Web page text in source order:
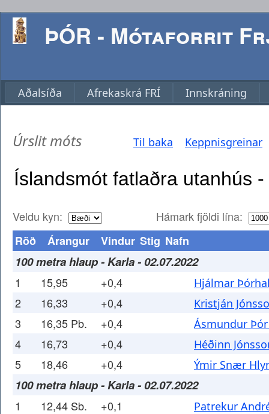
ÞÓR - Mótaforrit
Aðalsíða Afrekaskrá FRÍ Innskráning
Úrslit móts Til baka Keppnisgreinar
Veldu kyn:
Hámark fjöldi lína:
Röð
Árangur Vindur Stig Nafn
100 metra hlaup - Karla - 02.07.2022
1 15,95 +0,4 Hjálmar
2 16,33 +0,4 Kristján
3 16,35 Pb. +0,4 Ásmundur
4 16,73 +0,4 Héðinn
5 18,46 +0,4 Ýmir Snær
100 metra hlaup - Karla - 02.07.2022
1 12,44 Sb. +0,1 Patrekur